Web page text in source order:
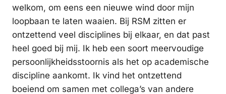
welkom, om eens een nieuwe wind door mijn
loopbaan te laten waaien. Bij RSM zitten er
ontzettend veel disciplines bij elkaar, en dat past
heel goed bij mij. Ik heb een soort meervoudige
persoonlijkheidsstoornis als het op academische
discipline aankomt. Ik vind het ontzettend
boeiend om samen met collega’s van andere